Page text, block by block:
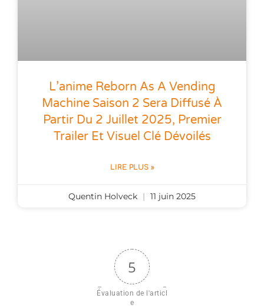
L’anime Reborn As A Vending
Machine Saison 2 Sera Diffusé À
Partir Du 2 Juillet 2025, Premier
Trailer Et Visuel Clé Dévoilés
LIRE PLUS »
Quentin Holveck 11 juin 2025
5
Évaluation de l'articl
e